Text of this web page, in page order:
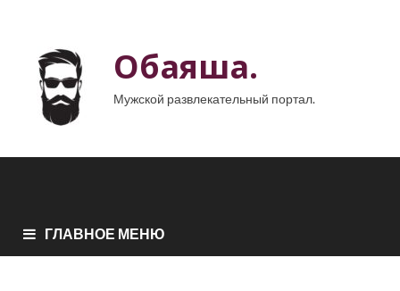
Обаяша.
Мужской развлекательный портал.
ГЛАВНОЕ МЕНЮ